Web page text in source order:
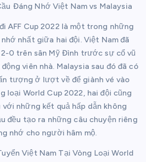
Đáng Nhớ Việt Nam vs Malaysia
AFF Cup 2022 là một trong những
nhất giữa hai đội. Việt Nam đã
0 trên sân Mỹ Đình trước sự cổ vũ
viên nhà. Malaysia sau đó đã có
tượng ở lượt về để giành vé vào
loại World Cup 2022, hai đội cũng
với những kết quả hấp dẫn không
đều tạo ra những câu chuyện riêng
nhớ cho người hâm mộ.
Việt Nam Tại Vòng Loại World